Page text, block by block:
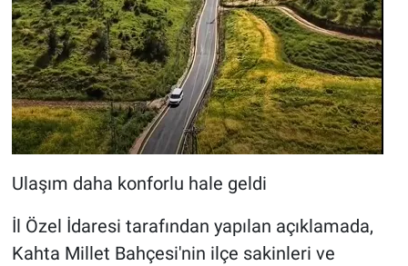
Ulaşım daha konforlu hale geldi
İl Özel İdaresi tarafından yapılan açıklamada,
Kahta Millet Bahçesi'nin ilçe sakinleri ve